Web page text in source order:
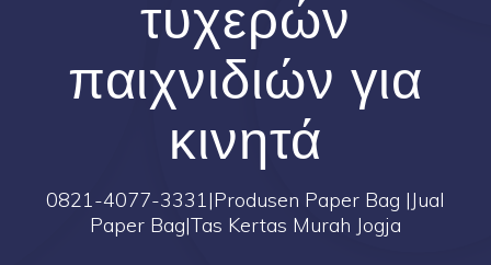
τυχερών
παιχνιδιών για
κινητά
0821-4077-3331|Produsen Paper Bag |Jual
Paper Bag|Tas Kertas Murah Jogja